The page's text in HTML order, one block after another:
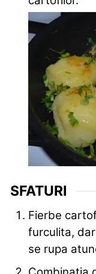
SFATURI
Fierbe
furculita,
se rupa